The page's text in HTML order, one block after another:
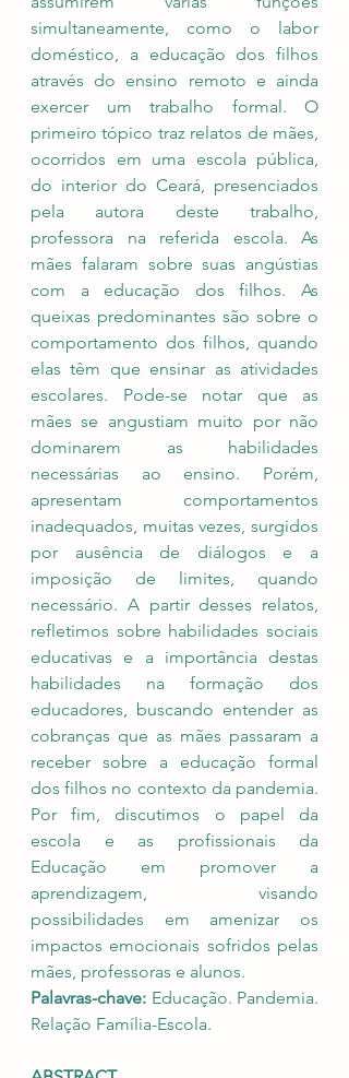
simultaneamente, como o labor
doméstico, a educação dos filhos
através do ensino remoto e ainda
exercer um trabalho formal. O
primeiro tópico traz relatos de mães,
ocorridos em uma escola pública,
do interior do Ceará, presenciados
pela autora deste trabalho,
professora na referida escola. As
mães falaram sobre suas angústias
com a educação dos filhos. As
queixas predominantes são sobre o
comportamento dos filhos, quando
elas têm que ensinar as atividades
escolares. Pode-se notar que as
mães se angustiam muito por não
dominarem as habilidades
necessárias ao ensino. Porém,
apresentam comportamentos
inadequados, muitas vezes, surgidos
por ausência de diálogos e a
imposição de limites, quando
necessário. A partir desses relatos,
refletimos sobre habilidades sociais
educativas e a importância destas
habilidades na formação dos
educadores, buscando entender as
cobranças que as mães passaram a
receber sobre a educação formal
dos filhos no contexto da pandemia.
Por fim, discutimos o papel da
escola e as profissionais da
Educação em promover a
aprendizagem, visando
possibilidades em amenizar os
impactos emocionais sofridos pelas
mães, professoras e alunos.
Palavras-chave: Educação. Pandemia.
Relação Família-Escola.